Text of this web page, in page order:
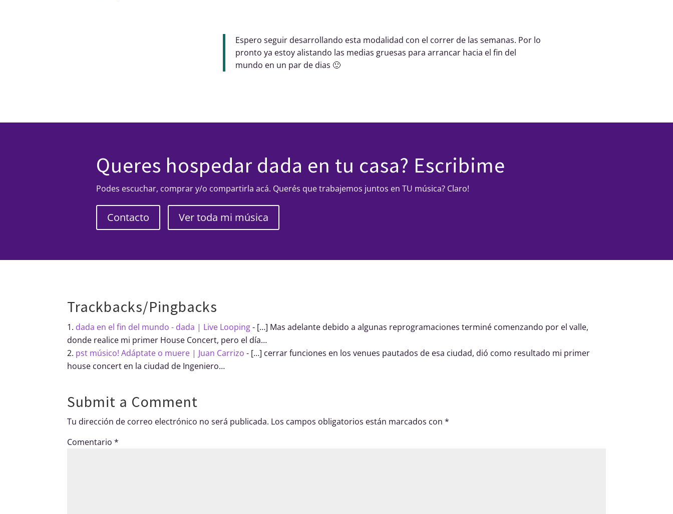
Espero seguir desarrollando esta modalidad con el correr de las semanas. Por lo
pronto ya estoy alistando las medias gruesas para arrancar hacia el fin del
mundo en un par de dias 🙂
Queres hospedar dada en tu casa? Escribime
Podes escuchar, comprar y/o compartirla acá. Querés que trabajemos juntos en TU música? Claro!
Contacto Ver toda mi música
Trackbacks/Pingbacks
dada en el fin del mundo - dada | Live Looping- […] Mas adelante debido a algunas reprogramaciones terminé comenzando por el valle,
donde realice mi primer House Concert, pero el día…
pst músico! Adáptate o muere | Juan Carrizo - […] cerrar funciones en los venues pautados de esa ciudad, dió como resultado mi primer
house concert en la ciudad de Ingeniero…
Submit a Comment
Tu dirección de correo electrónico no será publicada. Los campos obligatorios están marcados con*
Comentario*